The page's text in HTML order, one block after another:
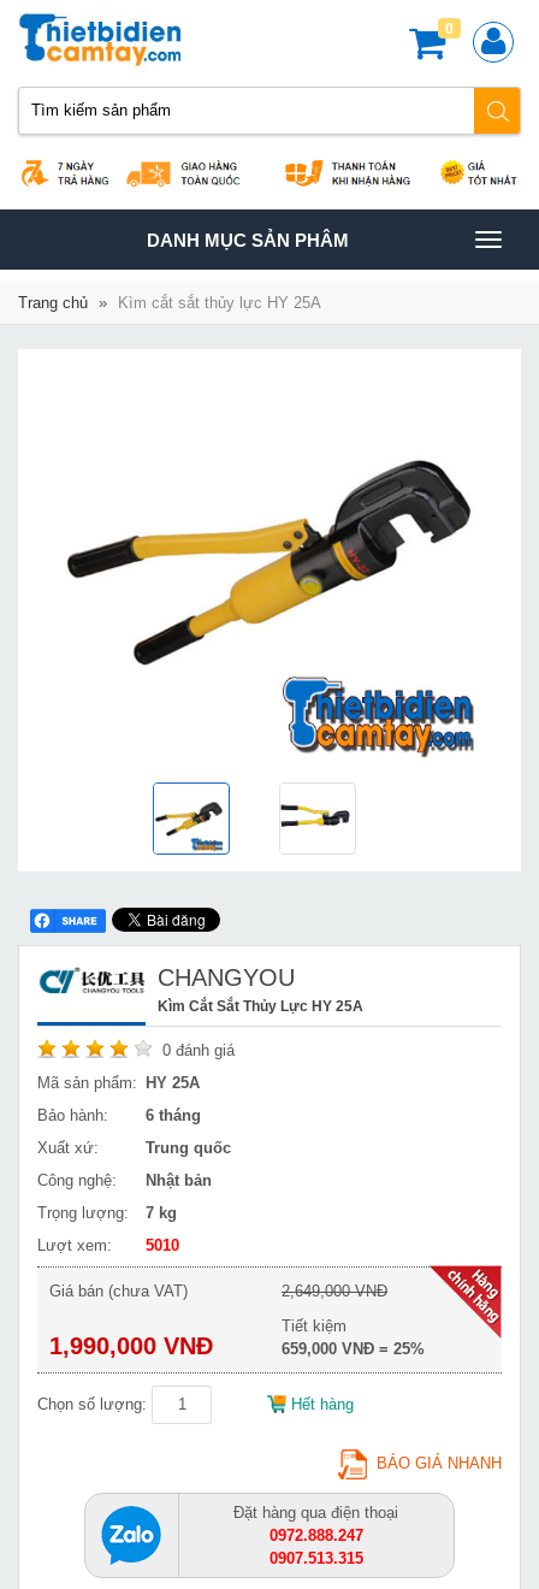
0
TOGGLE
NAVIGATION
DANH MỤC SẢN PHÂM
Trang chủ » Kìm cắt sắt thủy lực HY 25A
CHANGYOU
Kìm Cắt Sắt Thủy Lực HY 25A
0 đánh giá
Mã sản phẩm:
HY 25A
Bảo hành:
6 tháng
Xuất xứ:
Trung quốc
Công nghệ:
Nhật bản
Trọng lượng:
7 kg
Lượt xem:
5010
Giá bán (chưa VAT)
1,990,000 VNĐ
2,649,000 VNĐ
Tiết kiệm
659,000 VNĐ = 25%
Chọn số lượng: Hết hàng
BÁO GIÁ NHANH
Đặt hàng qua điện thoại
0972.888.247
0907.513.315